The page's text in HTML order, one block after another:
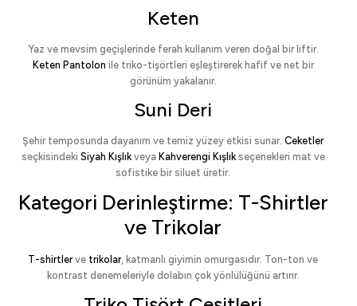
Keten
Yaz ve mevsim geçişlerinde ferah kullanım veren doğal bir liftir.
Keten Pantolon ile triko-tişörtleri eşleştirerek hafif ve net bir
görünüm yakalanır.
Suni Deri
Şehir temposunda dayanım ve temiz yüzey etkisi sunar. Ceketler
seçkisindeki Siyah Kışlıkveya Kahverengi Kışlıkseçenekleri mat ve
sofistike bir siluet üretir.
Kategori Derinleştirme: T-Shirtler
ve Trikolar
T-shirtlerve trikolar, katmanlı giyimin omurgasıdır. Ton-ton ve
kontrast denemeleriyle dolabın çok yönlülüğünü artırır.